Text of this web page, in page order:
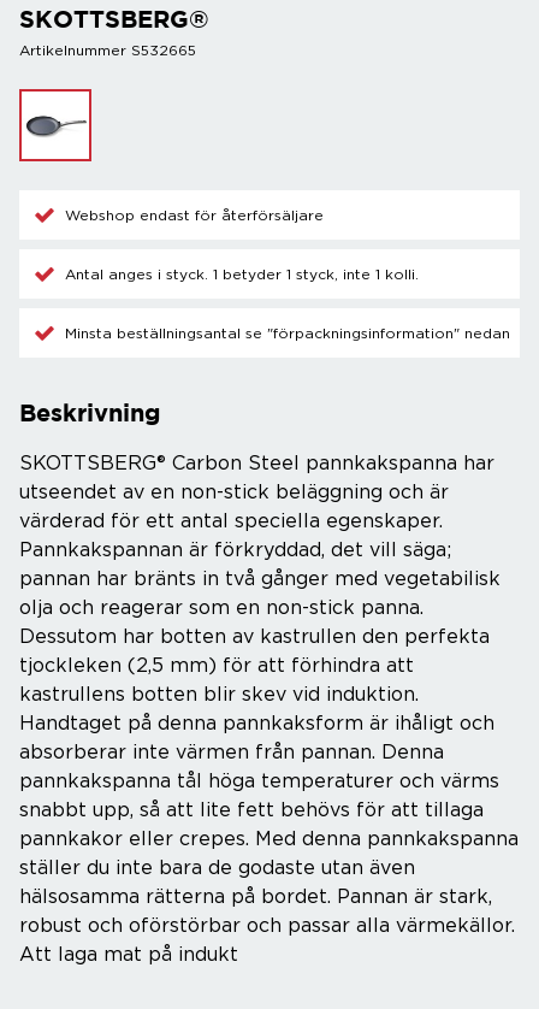
SKOTTSBERG®
Artikelnummer S532665
Webshop endast för återförsäljare
Antal anges i styck. 1 betyder 1 styck, inte 1 kolli.
Minsta beställningsantal se "förpackningsinformation" nedan
Beskrivning
SKOTTSBERG® Carbon Steel pannkakspanna har
utseendet av en non-stick beläggning och är
värderad för ett antal speciella egenskaper.
Pannkakspannan är förkryddad, det vill säga;
pannan har bränts in två gånger med vegetabilisk
olja och reagerar som en non-stick panna.
Dessutom har botten av kastrullen den perfekta
tjockleken (2,5 mm) för att förhindra att
kastrullens botten blir skev vid induktion.
Handtaget på denna pannkaksform är ihåligt och
absorberar inte värmen från pannan. Denna
pannkakspanna tål höga temperaturer och värms
snabbt upp, så att lite fett behövs för att tillaga
pannkakor eller crepes. Med denna pannkakspanna
ställer du inte bara de godaste utan även
hälsosamma rätterna på bordet. Pannan är stark,
robust och oförstörbar och passar alla värmekällor.
Att laga mat på indukt